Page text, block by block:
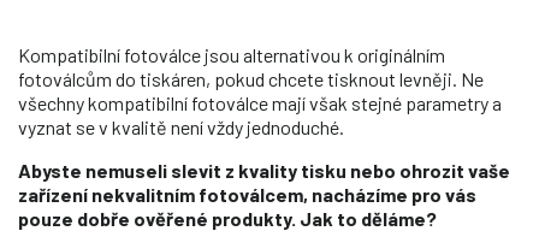
Kompatibilní fotoválce jsou alternativou k originálním
fotoválcům do tiskáren, pokud chcete tisknout levněji. Ne
všechny kompatibilní fotoválce mají však stejné parametry a
vyznat se v kvalitě není vždy jednoduché.
Abyste nemuseli slevit z kvality tisku nebo ohrozit vaše
zařízení nekvalitním fotoválcem, nacházíme pro vás
pouze dobře ověřené produkty. Jak to děláme?